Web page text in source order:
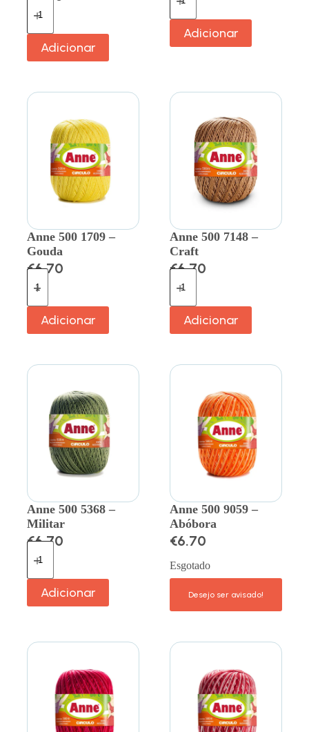
Adicionar
Adicionar
Anne 500 1709 –
Gouda
€6.70
Adicionar
Anne 500 7148 –
Craft
€6.70
Adicionar
Anne 500 5368 –
Militar
€6.70
Adicionar
Anne 500 9059 –
Abóbora
€6.70
Esgotado